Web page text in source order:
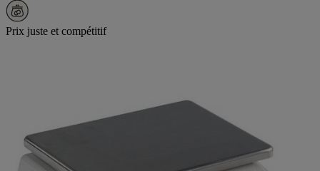
Prix juste et compétitif